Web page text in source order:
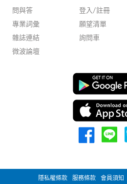
問與答
專業詞彙
雜誌連結
微波論壇
登入/註冊
願望清單
詢問車
隱私權條款 服務條款 會員須知